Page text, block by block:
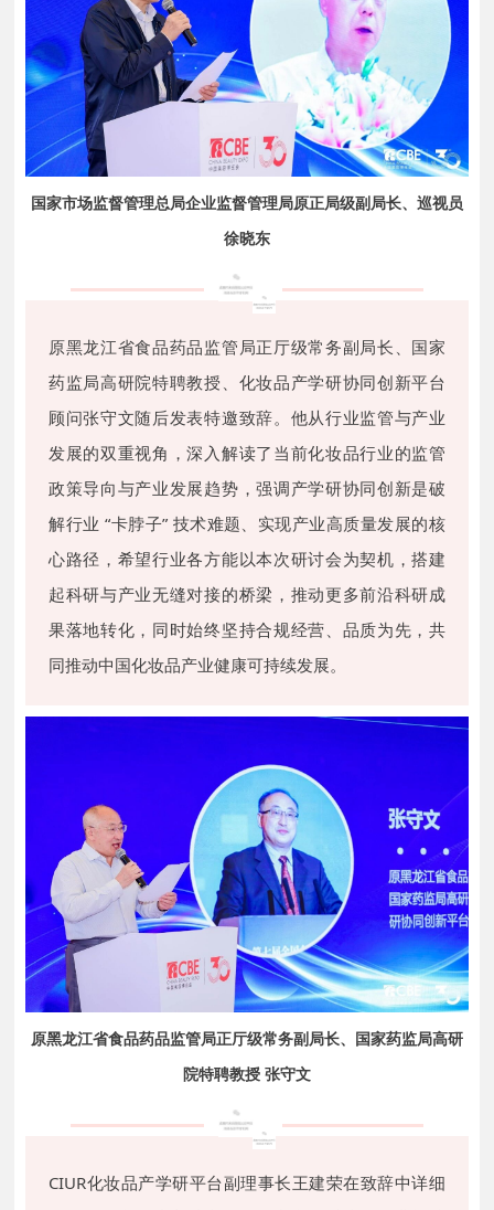
国家市场监督管理总局企业监督管理局原正局级副局长、巡视员
徐晓东
原黑龙江省食品药品监管局正厅级常务副局长、国家
药监局高研院特聘教授、化妆品产学研协同创新平台
顾问张守文随后发表特邀致辞。他从行业监管与产业
发展的双重视角，深入解读了当前化妆品行业的监管
政策导向与产业发展趋势，强调产学研协同创新是破
解行业 “卡脖子” 技术难题、实现产业高质量发展的核
心路径，希望行业各方能以本次研讨会为契机，搭建
起科研与产业无缝对接的桥梁，推动更多前沿科研成
果落地转化，同时始终坚持合规经营、品质为先，共
同推动中国化妆品产业健康可持续发展。
原黑龙江省食品药品监管局正厅级常务副局长、国家药监局高研
院特聘教授 张守文
CIUR化妆品产学研平台副理事长王建荣在致辞中详细